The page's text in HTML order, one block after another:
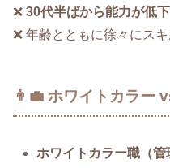
❌ 30代半ばから能力が低下
❌ 年齢とともに徐々にス
👨‍💼 ホワイトカラー
ホワイトカラー職（管